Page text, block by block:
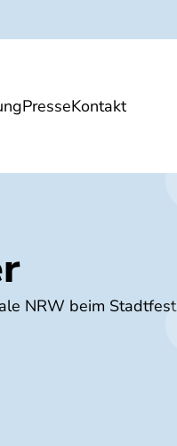
PresseKontakt
Angebote
NRW beim Stadtfest